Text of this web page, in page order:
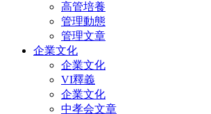
高管培養
管理動態
管理文章
企業文化
企業文化
VI釋義
企業文化
中孝会文章